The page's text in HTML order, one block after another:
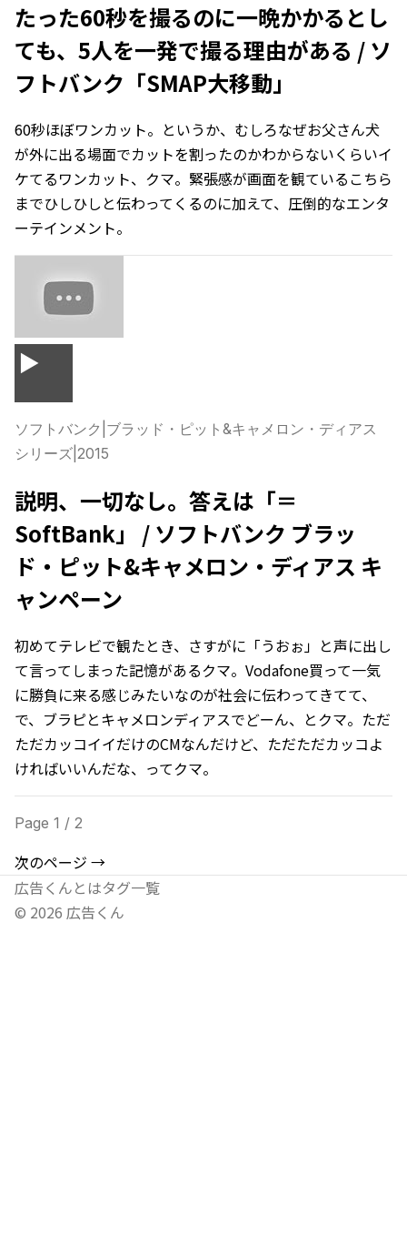
たった60秒を撮るのに一晩かかるとし
ても、5人を一発で撮る理由がある / ソ
フトバンク「SMAP大移動」
60秒ほぼワンカット。というか、むしろなぜお父さん犬
が外に出る場面でカットを割ったのかわからないくらいイ
ケてるワンカット、クマ。緊張感が画面を観ているこちら
までひしひしと伝わってくるのに加えて、圧倒的なエンタ
ーテインメント。
▶
ソフトバンク ブラッド・ピット&キャメロン・ディアス
シリーズ 2015
説明、一切なし。答えは「＝
SoftBank」 / ソフトバンク ブラッ
ド・ピット&キャメロン・ディアス キ
ャンペーン
初めてテレビで観たとき、さすがに「うおぉ」と声に出し
て言ってしまった記憶があるクマ。Vodafone買って一気
に勝負に来る感じみたいなのが社会に伝わってきてて、
で、ブラピとキャメロンディアスでどーん、とクマ。ただ
ただカッコイイだけのCMなんだけど、ただただカッコよ
ければいいんだな、ってクマ。
Page 1 / 2
次のページ →
広告くんとはタグ一覧
© 2026 広告くん